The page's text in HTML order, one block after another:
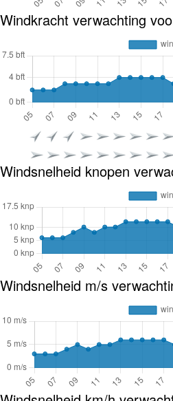
Windkracht verwachting
Windsnelheid knopen
Windsnelheid m/s